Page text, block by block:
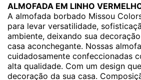
ALMOFADA EM LINHO
A almofada borbado Missou
para levar versatilidade,
ambiente, deixando sua
casa aconchegante. Nossas
cuidadosamente confeccionadas
alta qualidade. Com um design
decoração da sua casa.